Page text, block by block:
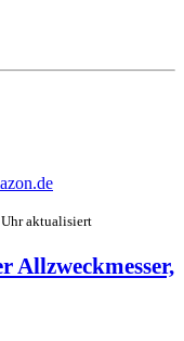
aktualisiert
Allzweckmesser,